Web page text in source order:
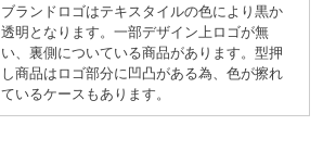
ブランドロゴはテキスタイルの色により黒か
透明となります。一部デザイン上ロゴが無
い、裏側についている商品があります。型押
し商品はロゴ部分に凹凸がある為、色が擦れ
ているケースもあります。